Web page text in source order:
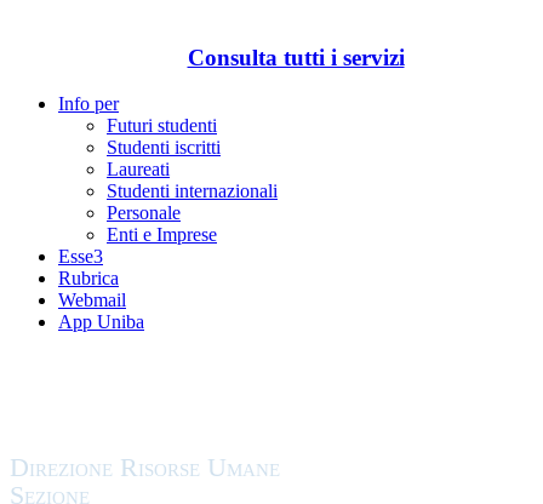
Consulta tutti i servizi
Info per
Futuri studenti
Studenti iscritti
Laureati
Studenti internazionali
Personale
Enti e Imprese
Esse3
Rubrica
Webmail
App Uniba